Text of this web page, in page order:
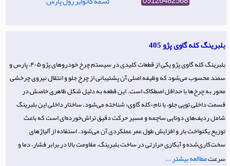
بلبرینگ کله گاوی پژو 405
بلبرینگ کله گاوی پژو یکی از قطعات کلیدی در سیستم چرخ خودروهای پژو ۴۰۵، پارس و
سمند محسوب می‌شود که وظیفه اصلی آن پشتیبانی از چرخ جلو و انتقال نیروی چرخشی
محور به چرخ‌ها با حداقل اصطکاک است. این قطعه به دلیل شکل ظاهری خاصش در
قسمت داخلی توپی جلو، با نام «کله گاوی» شناخته می‌شود. ساختار داخلی این بلبرینگ
شامل ردیف‌های دوتایی ساچمه و مسیر حرکت دقیق تراش‌خورده‌ای است که باعث
توزیع یکنواخت بار و افزایش طول عمر عملکردی آن می‌شود. استفاده از آلیاژهای
سخت‌کاری‌شده و آبکاری حرارتی در ساخت بلبرینگ، مقاومت بالا در برابر فشار، دما و
سرعتمطالعه بیشتر ...